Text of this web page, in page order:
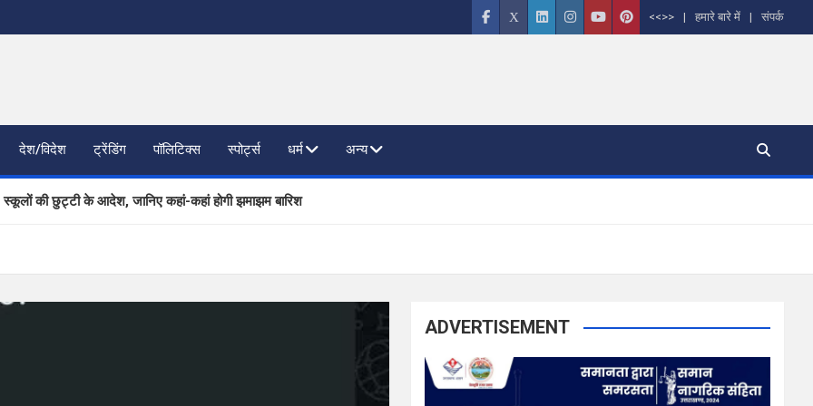
<<>> हमारे बारे में संपर्क
देश/विदेश ट्रेंडिंग पॉलिटिक्स स्पोर्ट्स धर्म अन्य
स्कूलों की छुट्टी के आदेश, जानिए कहां-कहां होगी झमाझम बारिश
दलों से SIR पर फीडबैक
ADVERTISEMENT